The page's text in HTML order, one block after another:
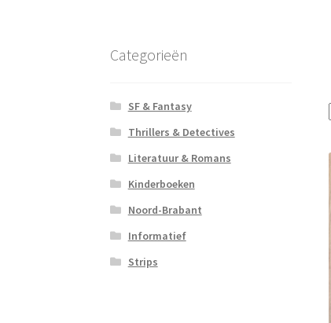
Categorieën
SF & Fantasy
Thrillers & Detectives
Literatuur & Romans
Kinderboeken
Noord-Brabant
Informatief
Strips